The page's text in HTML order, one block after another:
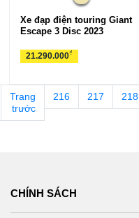
Xe đạp điện touring Giant
Escape 3 Disc 2023
21.290.000₫
Trang
trước
216 217 218
CHÍNH SÁCH